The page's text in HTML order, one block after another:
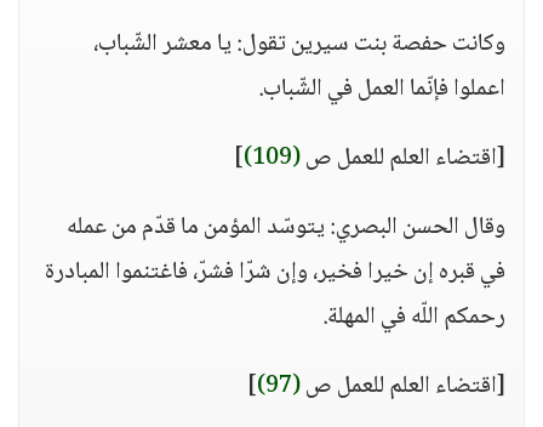
وكانت حفصة بنت سيرين تقول: يا معشر الشّباب،
اعملوا فإنّما العمل في الشّباب.
[اقتضاء العلم للعمل ص(109)
]
وقال الحسن البصري: يتوسّد المؤمن ما قدّم من عمله
في قبره إن خيرا فخير، وإن شرّا فشرّ، فاغتنموا المبادرة
رحمكم اللّه في المهلة.
[اقتضاء العلم للعمل ص(97)
]